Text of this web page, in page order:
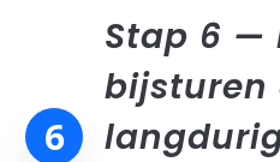
6
Stap 6 —
bijsturen